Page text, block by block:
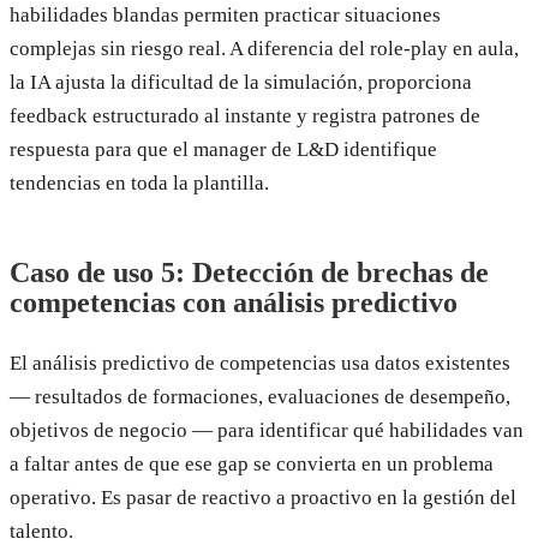
habilidades blandas permiten practicar situaciones
complejas sin riesgo real. A diferencia del role-play en aula,
la IA ajusta la dificultad de la simulación, proporciona
feedback estructurado al instante y registra patrones de
respuesta para que el manager de L&D identifique
tendencias en toda la plantilla.
Caso de uso 5: Detección de brechas de
competencias con análisis predictivo
El análisis predictivo de competencias usa datos existentes
— resultados de formaciones, evaluaciones de desempeño,
objetivos de negocio — para identificar qué habilidades van
a faltar antes de que ese gap se convierta en un problema
operativo. Es pasar de reactivo a proactivo en la gestión del
talento.